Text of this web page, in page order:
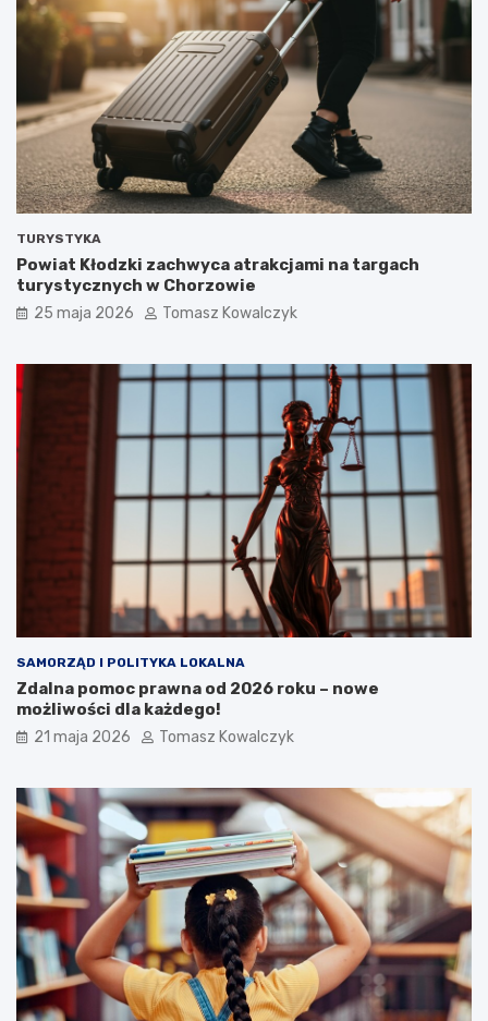
TURYSTYKA
Powiat Kłodzki zachwyca atrakcjami na targach
turystycznych w Chorzowie
25 maja 2026 Tomasz Kowalczyk
SAMORZĄD I POLITYKA LOKALNA
Zdalna pomoc prawna od 2026 roku – nowe
możliwości dla każdego!
21 maja 2026 Tomasz Kowalczyk